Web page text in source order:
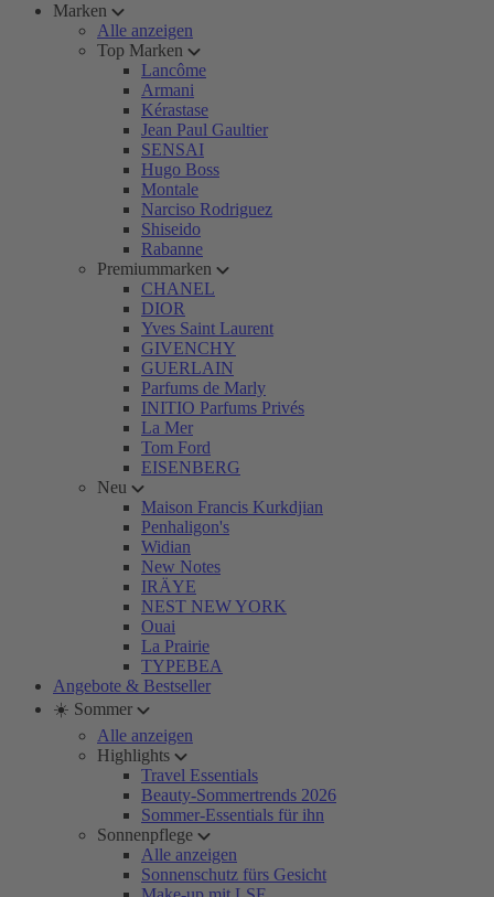
Marken
Alle anzeigen
Top Marken
Lancôme
Armani
Kérastase
Jean Paul Gaultier
SENSAI
Hugo Boss
Montale
Narciso Rodriguez
Shiseido
Rabanne
Premiummarken
CHANEL
DIOR
Yves Saint Laurent
GIVENCHY
GUERLAIN
Parfums de Marly
INITIO Parfums Privés
La Mer
Tom Ford
EISENBERG
Neu
Maison Francis Kurkdjian
Penhaligon's
Widian
New Notes
IRÄYE
NEST NEW YORK
Ouai
La Prairie
TYPEBEA
Angebote & Bestseller
☀️ Sommer
Alle anzeigen
Highlights
Travel Essentials
Beauty-Sommertrends 2026
Sommer-Essentials für ihn
Sonnenpflege
Alle anzeigen
Sonnenschutz fürs Gesicht